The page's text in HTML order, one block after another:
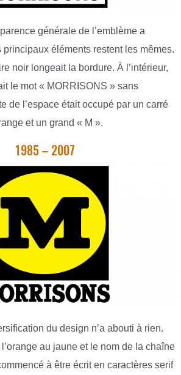
générale de l’emblème a
éléments restent les mêmes.
noir longeait la bordure. À l’intérieur,
le mot « MORRISONS » sans
de l’espace était occupé par un carré
et un grand « M ».
1985 – 2007
du design n’a abouti à rien.
l’orange au jaune et le nom de la chaîne
à être écrit en caractères serif